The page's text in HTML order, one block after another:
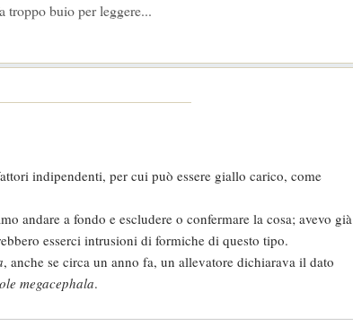
buio per leggere...
indipendenti, per cui può essere giallo carico, come
andare a fondo e escludere o confermare la cosa; avevo già
esserci intrusioni di formiche di questo tipo.
, anche se circa un anno fa, un allevatore dichiarava il dato
megacephala.